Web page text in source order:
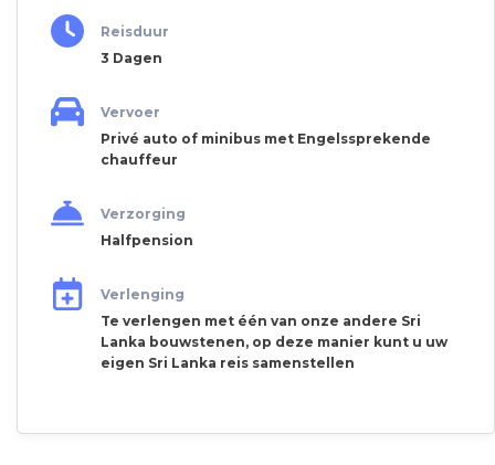
Reisduur
3 Dagen
Vervoer
Privé auto of minibus met Engelssprekende
chauffeur
Verzorging
Halfpension
Verlenging
Te verlengen met één van onze andere Sri
Lanka bouwstenen, op deze manier kunt u uw
eigen Sri Lanka reis samenstellen